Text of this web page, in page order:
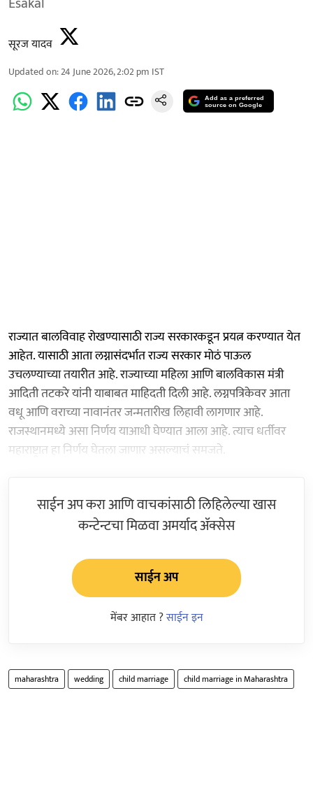
सूरज यादव
Updated on:24 June 2026, 2:02 pm IST
Add as a preferred
source on Google
राज्यात बालविवाह रोखण्यासाठी राज्य सरकारकडून प्रयत्न करण्यात येत
आहेत. यासाठी आता लग्नासंदर्भात राज्य सरकार मोठं पाऊल
उचलण्याच्या तयारीत आहे. राज्याच्या महिला आणि बालविकास मंत्री
आदिती तटकरे यांनी याबाबत माहिदती दिली आहे. लग्नपत्रिकेवर आता
वधू आणि वराच्या नावानंतर जन्मतारीख लिहावी लागणार आहे.
राजस्थानमध्ये असा निर्णय याआधी घेण्यात आला आहे. त्याच धर्तीवर
महाराष्ट्रात हा निर्णय घेतला जाणार असल्याचं समजते.
साईन अप करा आणि वाचकांसाठी लिहिलेल्या खास
कन्टेन्टचा मिळवा अमर्याद ॲक्सेस
साईन अप
मेंबर आहात ?साईन इन
maharashtra wedding child marriage child marriage in Maharashtra